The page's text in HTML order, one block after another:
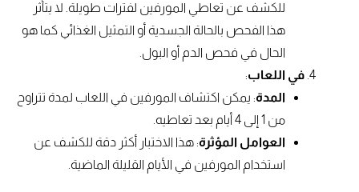
للكشف عن تعاطي المورفين لفترات طويلة. لا يتأثر
هذا الفحص بالحالة الجسدية أو التمثيل الغذائي كما هو
الحال في فحص الدم أو البول.
في اللعاب:
المدة: يمكن اكتشاف المورفين في اللعاب لمدة تتراوح
من 1 إلى 4 أيام بعد تعاطيه.
العوامل المؤثرة: هذا الاختبار أكثر دقة للكشف عن
استخدام المورفين في الأيام القليلة الماضية.